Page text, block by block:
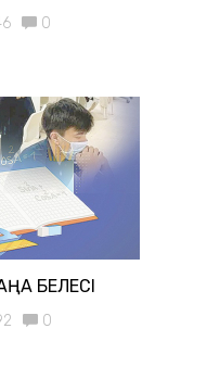
0
БЕЛЕСІ
0